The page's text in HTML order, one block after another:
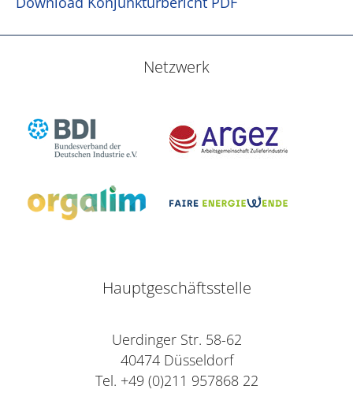
Netzwerk
Hauptgeschäftsstelle
Uerdinger Str. 58-62
40474 Düsseldorf
Tel. +49 (0)211 957868 22